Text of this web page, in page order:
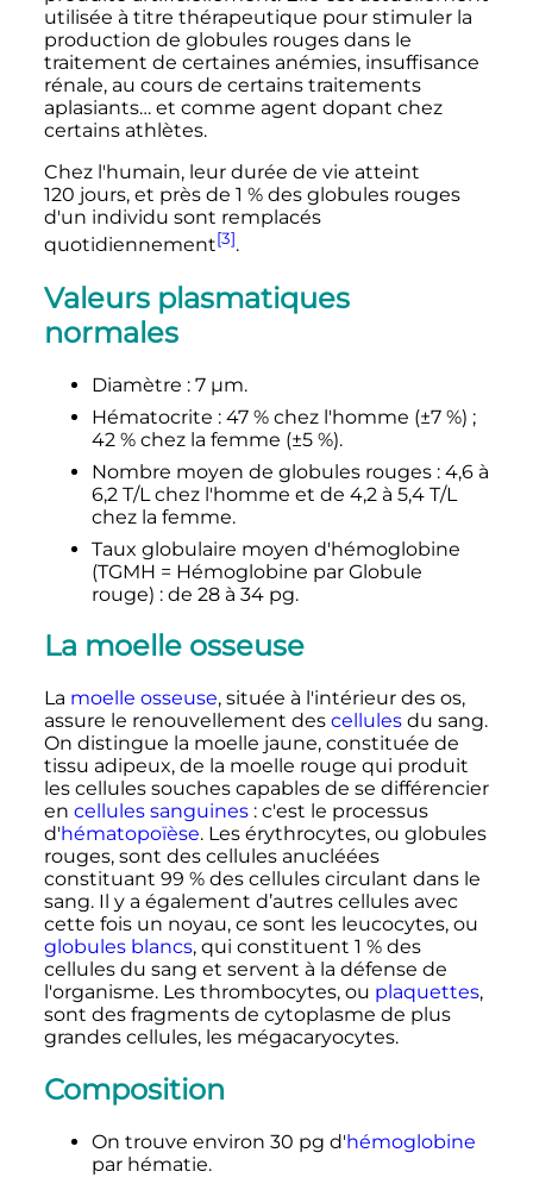
utilisée à titre thérapeutique pour stimuler la
production de globules rouges dans le
traitement de certaines anémies, insuffisance
rénale, au cours de certains traitements
aplasiants… et comme agent dopant chez
certains athlètes.
Chez l'humain, leur durée de vie atteint
120 jours, et près de 1 % des globules rouges
d'un individu sont remplacés
quotidiennement[3].
Valeurs plasmatiques
normales
Diamètre : 7 µm.
Hématocrite : 47 % chez l'homme (±7 %) ;
42 % chez la femme (±5 %).
Nombre moyen de globules rouges : 4,6 à
6,2 T/L chez l'homme et de 4,2 à 5,4 T/L
chez la femme.
Taux globulaire moyen d'hémoglobine
(TGMH = Hémoglobine par Globule
rouge) : de 28 à 34 pg.
La moelle osseuse
La moelle osseuse, située à l'intérieur des os,
assure le renouvellement des cellulesdu sang.
On distingue la moelle jaune, constituée de
tissu adipeux, de la moelle rouge qui produit
les cellules souches capables de se différencier
en cellules sanguines : c'est le processus
d'hématopoïèse. Les érythrocytes, ou globules
rouges, sont des cellules anucléées
constituant 99 % des cellules circulant dans le
sang. Il y a également d’autres cellules avec
cette fois un noyau, ce sont les leucocytes, ou
globules blancs, qui constituent 1 % des
cellules du sang et servent à la défense de
l'organisme. Les thrombocytes, ou plaquettes,
sont des fragments de cytoplasme de plus
grandes cellules, les mégacaryocytes.
Composition
On trouve environ 30 pg d'hémoglobine
par hématie.